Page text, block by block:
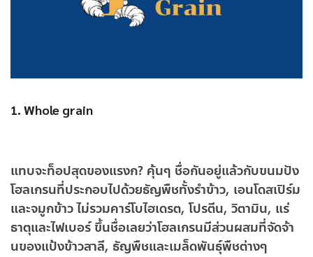
1. Whole grain
แทบจะท็อปสุดของแรงก? คุ้นๆ ชื่อกันอยู่แล้วกับขนมปัง
โฮลเกรนที่ประกอบไปด้วยธัญพืชทั้งรำข้าว, เอนโดสเปิร์ม
และจมูกข้าว ไม่รวมคาร์โบไฮเดรต, โปรตีน, วิตามิน, แร่
ธาตุและไฟเบอร์ ขึ้นชื่อเลยว่าโฮลเกรนมีส่วนผสมที่จัดจ้า
นของแป้งข้าวสาลี, ธัญพืชและเมล็ดพันธุ์พืชต่างๆ